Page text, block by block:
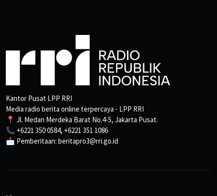
Kantor Pusat LPP RRI
Media radio berita online terpercaya - LPP RRI
📍 Jl. Medan Merdeka Barat No.4-5, Jakarta Pusat.
📞 +6221 350 0584, +6221 351 1086
📩 Pemberitaan: beritapro3@rri.go.id